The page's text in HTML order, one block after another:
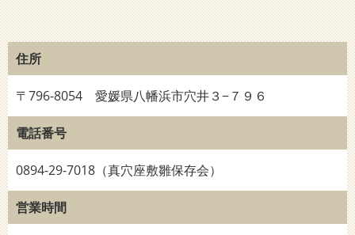
住所
〒796-8054 愛媛県八幡浜市穴井３−７９６
電話番号
0894-29-7018（真穴座敷雛保存会）
営業時間